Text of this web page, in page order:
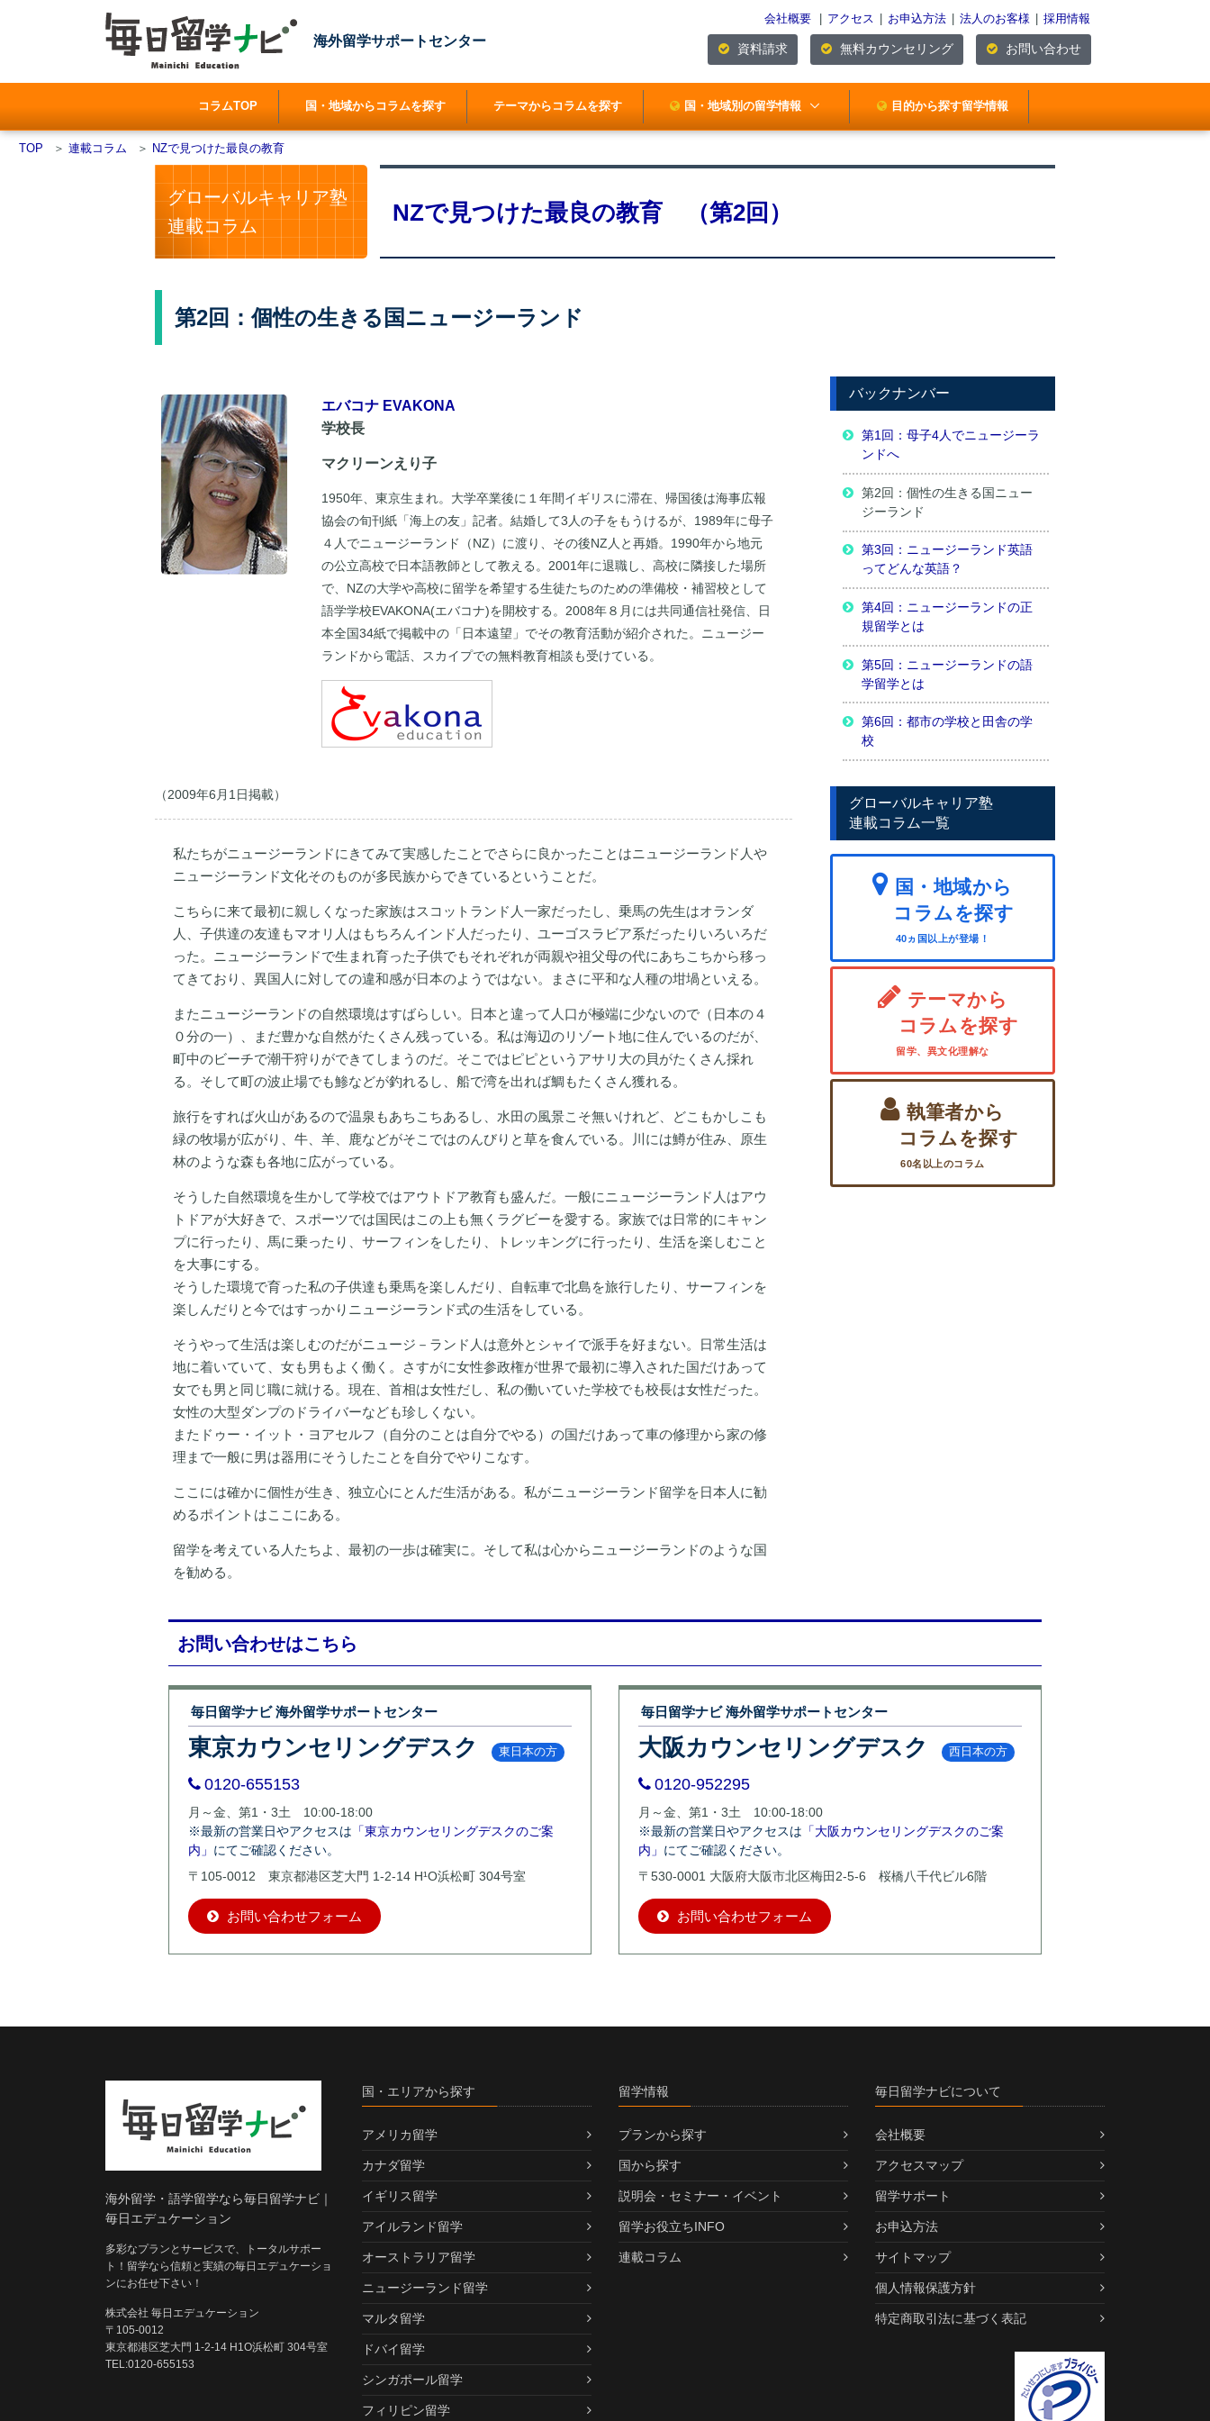
海外留学サポートセンター
会社概要 アクセス お申込方法 法人のお客様 採用情報
資料請求 無料カウンセリング お問い合わせ
コラムTOP 国・地域からコラムを探す テーマからコラムを探す 国・地域別の留学情報 目的から探す留学情報
TOP ＞ 連載コラム ＞ NZで見つけた最良の教育
グローバルキャリア塾
連載コラム
NZで見つけた最良の教育 （第2回）
第2回：個性の生きる国ニュージーランド
エバコナ EVAKONA
学校長
マクリーンえり子
1950年、東京生まれ。大学卒業後に１年間イギリスに滞在、帰国後は海事広報
協会の旬刊紙「海上の友」記者。結婚して3人の子をもうけるが、1989年に母子
４人でニュージーランド（NZ）に渡り、その後NZ人と再婚。1990年から地元
の公立高校で日本語教師として教える。2001年に退職し、高校に隣接した場所
で、NZの大学や高校に留学を希望する生徒たちのための準備校・補習校として
語学学校EVAKONA(エバコナ)を開校する。2008年８月には共同通信社発信、日
本全国34紙で掲載中の「日本遠望」でその教育活動が紹介された。ニュージー
ランドから電話、スカイプでの無料教育相談も受けている。
（2009年6月1日掲載）
私たちがニュージーランドにきてみて実感したことでさらに良かったことはニュージーランド人や
ニュージーランド文化そのものが多民族からできているということだ。
こちらに来て最初に親しくなった家族はスコットランド人一家だったし、乗馬の先生はオランダ
人、子供達の友達もマオリ人はもちろんインド人だったり、ユーゴスラビア系だったりいろいろだ
った。ニュージーランドで生まれ育った子供でもそれぞれが両親や祖父母の代にあちこちから移っ
てきており、異国人に対しての違和感が日本のようではない。まさに平和な人種の坩堝といえる。
またニュージーランドの自然環境はすばらしい。日本と違って人口が極端に少ないので（日本の４
０分の一）、まだ豊かな自然がたくさん残っている。私は海辺のリゾート地に住んでいるのだが、
町中のビーチで潮干狩りができてしまうのだ。そこではピピというアサリ大の貝がたくさん採れ
る。そして町の波止場でも鯵などが釣れるし、船で湾を出れば鯛もたくさん獲れる。
旅行をすれば火山があるので温泉もあちこちあるし、水田の風景こそ無いけれど、どこもかしこも
緑の牧場が広がり、牛、羊、鹿などがそこではのんびりと草を食んでいる。川には鱒が住み、原生
林のような森も各地に広がっている。
そうした自然環境を生かして学校ではアウトドア教育も盛んだ。一般にニュージーランド人はアウ
トドアが大好きで、スポーツでは国民はこの上も無くラグビーを愛する。家族では日常的にキャン
プに行ったり、馬に乗ったり、サーフィンをしたり、トレッキングに行ったり、生活を楽しむこと
を大事にする。
そうした環境で育った私の子供達も乗馬を楽しんだり、自転車で北島を旅行したり、サーフィンを
楽しんだりと今ではすっかりニュージーランド式の生活をしている。
そうやって生活は楽しむのだがニュージ－ランド人は意外とシャイで派手を好まない。日常生活は
地に着いていて、女も男もよく働く。さすがに女性参政権が世界で最初に導入された国だけあって
女でも男と同じ職に就ける。現在、首相は女性だし、私の働いていた学校でも校長は女性だった。
女性の大型ダンプのドライバーなども珍しくない。
またドゥー・イット・ヨアセルフ（自分のことは自分でやる）の国だけあって車の修理から家の修
理まで一般に男は器用にそうしたことを自分でやりこなす。
ここには確かに個性が生き、独立心にとんだ生活がある。私がニュージーランド留学を日本人に勧
めるポイントはここにある。
留学を考えている人たちよ、最初の一歩は確実に。そして私は心からニュージーランドのような国
を勧める。
バックナンバー
第1回：母子4人でニュージーラ
ンドへ
第2回：個性の生きる国ニュー
ジーランド
第3回：ニュージーランド英語
ってどんな英語？
第4回：ニュージーランドの正
規留学とは
第5回：ニュージーランドの語
学留学とは
第6回：都市の学校と田舎の学
校
グローバルキャリア塾
連載コラム一覧
国・地域から
コラムを探す
40ヵ国以上が登場！
テーマから
コラムを探す
留学、異文化理解な
執筆者から
コラムを探す
60名以上のコラム
お問い合わせはこちら
毎日留学ナビ 海外留学サポートセンター
東京カウンセリングデスク 東日本の方
0120-655153
月～金、第1・3土 10:00-18:00
※最新の営業日やアクセスは 「東京カウンセリングデスクのご案
内」 にてご確認ください。
〒105-0012 東京都港区芝大門 1-2-14 H¹O浜松町 304号室
お問い合わせフォーム
毎日留学ナビ 海外留学サポートセンター
大阪カウンセリングデスク 西日本の方
0120-952295
月～金、第1・3土 10:00-18:00
※最新の営業日やアクセスは 「大阪カウンセリングデスクのご案
内」 にてご確認ください。
〒530-0001 大阪府大阪市北区梅田2-5-6 桜橋八千代ビル6階
お問い合わせフォーム
海外留学・語学留学なら毎日留学ナビ｜
毎日エデュケーション
多彩なプランとサービスで、トータルサポー
ト！留学なら信頼と実績の毎日エデュケーショ
ンにお任せ下さい！
株式会社 毎日エデュケーション
〒105-0012
東京都港区芝大門 1-2-14 H1O浜松町 304号室
TEL:0120-655153
国・エリアから探す
アメリカ留学
カナダ留学
イギリス留学
アイルランド留学
オーストラリア留学
ニュージーランド留学
マルタ留学
ドバイ留学
シンガポール留学
フィリピン留学
留学情報
プランから探す
国から探す
説明会・セミナー・イベント
留学お役立ちINFO
連載コラム
毎日留学ナビについて
会社概要
アクセスマップ
留学サポート
お申込方法
サイトマップ
個人情報保護方針
特定商取引法に基づく表記